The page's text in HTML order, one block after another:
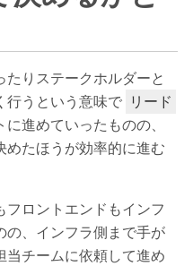
りステークホルダーと
行うという意味で リード
進めていったものの、
めたほうが効率的に進む
ロントエンドもインフ
の、インフラ側まで手が
チームに依頼して進め